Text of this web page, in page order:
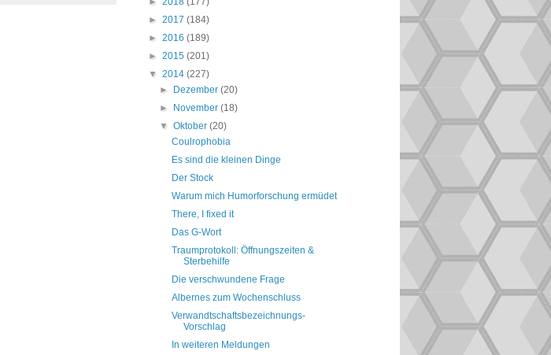
► 2017 (184)
► 2016 (189)
► 2015 (201)
▼ 2014 (227)
►
Dezember(20)
►
November(18)
▼Oktober(20)
Coulrophobia
Es sind die kleinen Dinge
Der Stock
Warum mich Humorforschung ermüdet
There, I fixed it
Das G-Wort
Traumprotokoll: Öffnungszeiten &
Sterbehilfe
Die verschwundene Frage
Albernes zum Wochenschluss
Verwandtschaftsbezeichnungs-
Vorschlag
In weiteren Meldungen